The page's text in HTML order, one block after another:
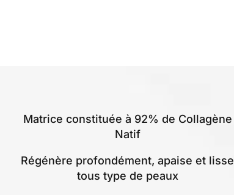
Matrice constituée à 92% de Collagène
Natif
Régénère profondément, apaise et lisse
tous type de peaux